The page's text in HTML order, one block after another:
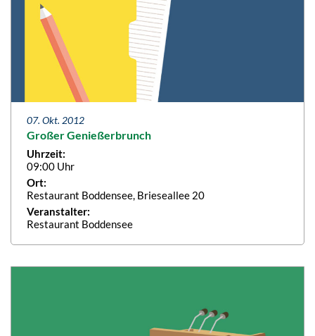
07. Okt. 2012
Großer Genießerbrunch
Uhrzeit:
09:00 Uhr
Ort:
Restaurant Boddensee, Brieseallee 20
Veranstalter:
Restaurant Boddensee